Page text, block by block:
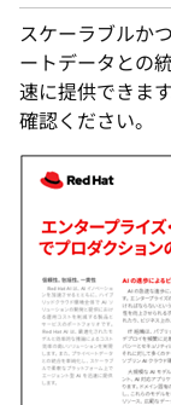
スケーラブルか
ートデータとの
速に提供できま
確認ください。